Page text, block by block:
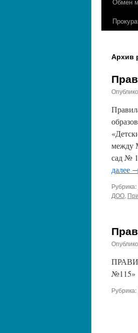
Архив
между
сад №
далее
Рубрика:
ДОО,
№115»
Рубрика: